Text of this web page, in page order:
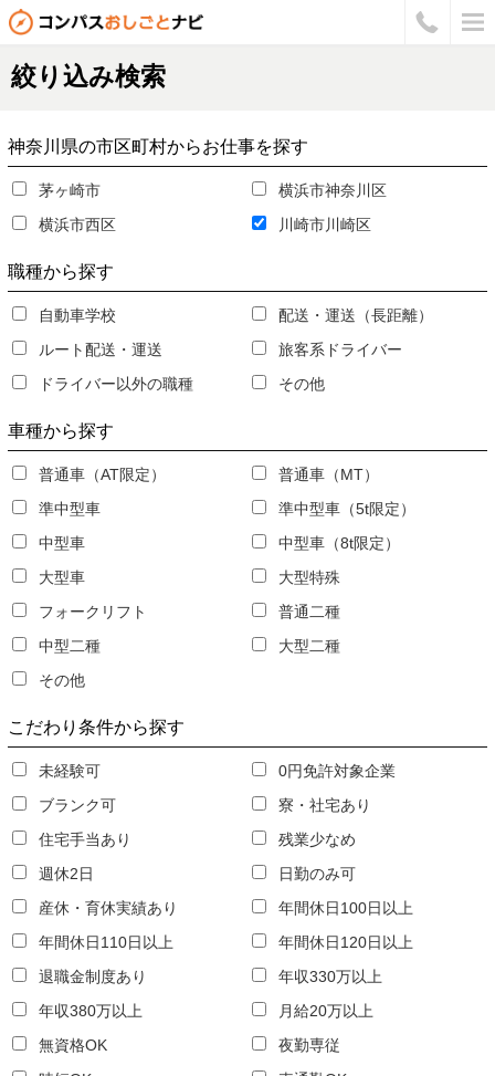
絞り込み検索
神奈川県の市区町村からお仕事を探す
茅ヶ崎市
横浜市神奈川区
横浜市西区
川崎市川崎区
職種から探す
自動車学校
配送・運送（長距離）
ルート配送・運送
旅客系ドライバー
ドライバー以外の職種
その他
車種から探す
普通車（AT限定）
普通車（MT）
準中型車
準中型車（5t限定）
中型車
中型車（8t限定）
大型車
大型特殊
フォークリフト
普通二種
中型二種
大型二種
その他
こだわり条件から探す
未経験可
0円免許対象企業
ブランク可
寮・社宅あり
住宅手当あり
残業少なめ
週休2日
日勤のみ可
産休・育休実績あり
年間休日100日以上
年間休日110日以上
年間休日120日以上
退職金制度あり
年収330万以上
年収380万以上
月給20万以上
無資格OK
夜勤専従